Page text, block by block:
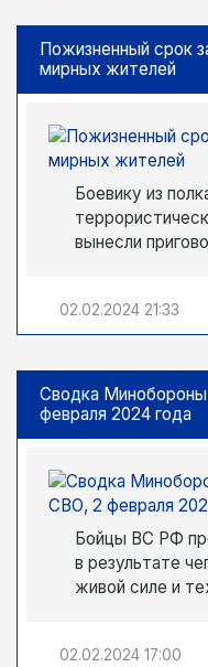
Пожизненный срок
мирных жителей
Боевику из
вынесли
02.02.2024 21:33
Сводка
февраля 2024 года
Бойцы ВС РФ
в результате
живой силе и
02.02.2024 17:00